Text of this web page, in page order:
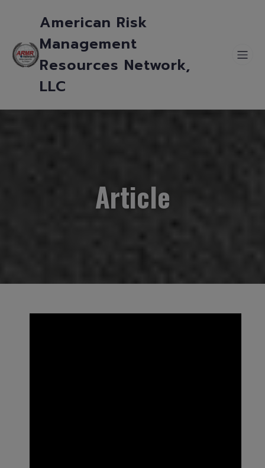
American Risk
Management
Resources Network,
LLC
Article